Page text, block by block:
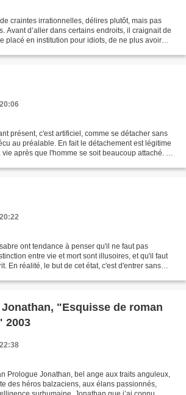
craintes irrationnelles, délires plutôt, mais pas
Avant d’aller dans certains endroits, il craignait de
placé en institution pour idiots, de ne plus avoir
présent, c'est artificiel, comme se détacher sans
au préalable. En fait le détachement est légitime
après que l'homme se soit beaucoup attaché. De
ont tendance à penser qu'il ne faut pas
entre vie et mort sont illusoires, et qu'il faut
En réalité, le but de cet état, c'est d'entrer sans
Jonathan, "Esquisse de roman
2003
Prologue Jonathan, bel ange aux traits anguleux,
des héros balzaciens, aux élans passionnés,